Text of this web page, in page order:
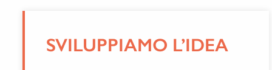
SVILUPPIAMO L’IDEA